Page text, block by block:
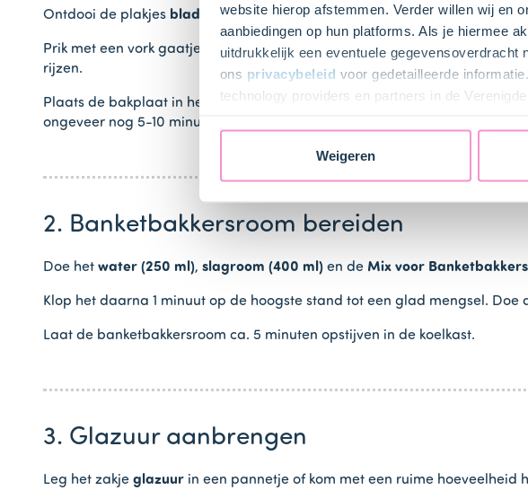
website hierop afstemmen. Verder willen wij en
aanbiedingen op hun platforms. Als je hiermee
uitdrukkelijk een eventuele gegevensoverdracht
ons privacybeleid voor gedetailleerde
technology providers en partners in de
Weigeren
Ontdooi de plakjes bladerdeeg (1 pak)op het werkblad. Snijd 10 hartjes
Prik met een vork gaatjes in het bladerdeeg. Leg over de hartjes een
rijzen.
Plaats de bakplaat in het midden van de oven en bak de hartjes
ongeveer nog 5-10 minuten.
2. Banketbakkersroom bereiden
Doe het water (250 ml), slagroom (400 ml) en de Mix voor
Klop het daarna 1 minuut op de hoogste stand tot een glad mengsel. Doe
Laat de banketbakkersroom ca. 5 minuten opstijven in de koelkast.
3. Glazuur aanbrengen
Leg het zakje glazuur in een pannetje of kom met een ruime